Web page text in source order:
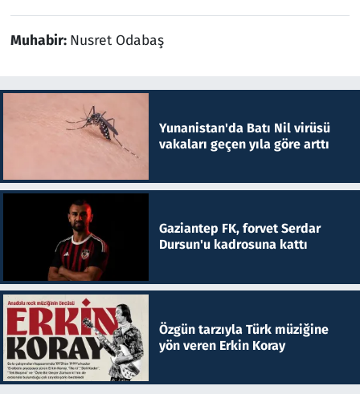
Muhabir: Nusret Odabaş
Yunanistan'da Batı Nil virüsü
vakaları geçen yıla göre arttı
Gaziantep FK, forvet Serdar
Dursun'u kadrosuna kattı
Özgün tarzıyla Türk müziğine
yön veren Erkin Koray